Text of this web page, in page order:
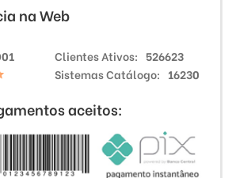
na Web
Clientes Ativos
526623
Sistemas Catálogo 16230
aceitos: